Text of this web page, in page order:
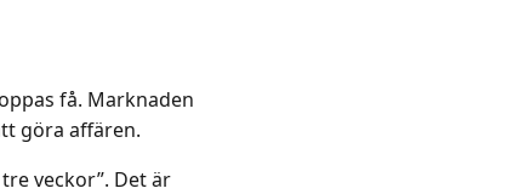
få. Marknaden
göra affären.
veckor”. Det är